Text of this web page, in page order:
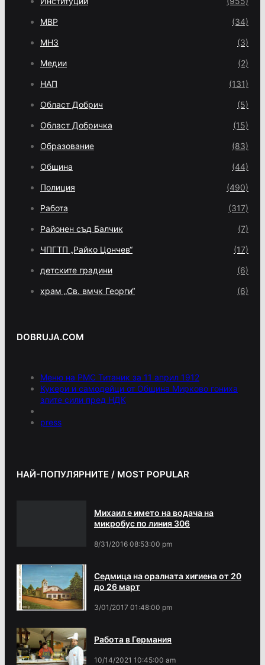
МВР (34)
МНЗ (3)
Медии (2)
НАП (131)
Област Добрич (5)
Област Добричка (15)
Образование (83)
Община (44)
Полиция (490)
Работа (317)
Районен съд Балчик (7)
ЧПГТП „Райко Цончев“ (17)
детските градини (6)
храм „Св. вмчк Георги“ (6)
DOBRUJA.COM
Меню на РМС Титаник за 11 април 1912
Кукери и самодейци от Община Мирково гониха
злите сили пред НДК
press
НАЙ-ПОПУЛЯРНИТЕ / MOST POPULAR
Михаил е името на водача на
микробус по линия 306
8/31/2016 08:53:00 pm
Седмица на оралната хигиена от 20
до 26 март
3/01/2017 01:48:00 pm
Работа в Германия
10/14/2021 10:45:00 am